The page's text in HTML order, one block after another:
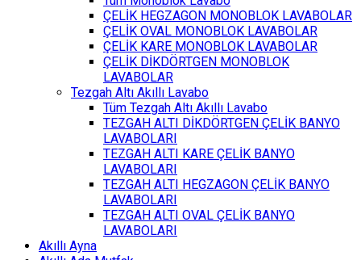
ÇELİK HEGZAGON MONOBLOK LAVABOLAR
ÇELİK OVAL MONOBLOK LAVABOLAR
ÇELİK KARE MONOBLOK LAVABOLAR
ÇELİK DİKDÖRTGEN MONOBLOK
LAVABOLAR
Tezgah Altı Akıllı Lavabo
Tüm Tezgah Altı Akıllı Lavabo
TEZGAH ALTI DİKDÖRTGEN ÇELİK BANYO
LAVABOLARI
TEZGAH ALTI KARE ÇELİK BANYO
LAVABOLARI
TEZGAH ALTI HEGZAGON ÇELİK BANYO
LAVABOLARI
TEZGAH ALTI OVAL ÇELİK BANYO
LAVABOLARI
Akıllı Ayna